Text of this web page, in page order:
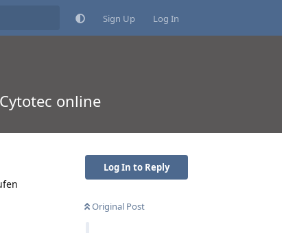
Sign Up Log In
online
Log In to Reply
Original Post